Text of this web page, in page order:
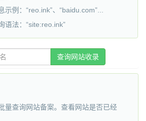
例：“reo.ink”、“baidu.com”...
语法：“site:reo.ink”
查询网站收录
量查询网站备案。查看网站是否已经